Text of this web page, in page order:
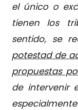
el único o
tienen los
sentido, se
potestad de
propuestas
de intervenir